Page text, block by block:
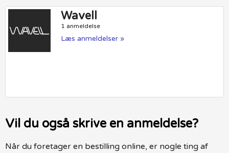
Wavell
1 anmeldelse
Læs anmeldelser »
Vil du også skrive en anmeldelse?
Når du foretager en bestilling online, er nogle ting af